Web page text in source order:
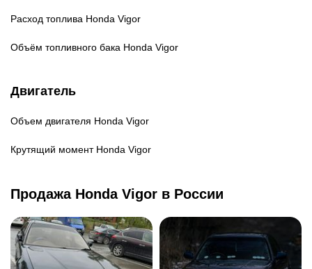
Расход топлива Honda Vigor
Объём топливного бака Honda Vigor
Двигатель
Объем двигателя Honda Vigor
Крутящий момент Honda Vigor
Продажа Honda Vigor в России